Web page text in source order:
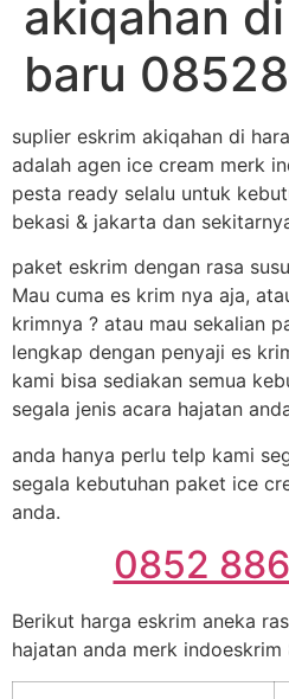
akiqahan
baru
suplier eskrim akiqahan di
adalah agen ice cream merk
pesta ready selalu untuk
bekasi & jakarta dan
paket eskrim dengan rasa
Mau cuma es krim nya aja,
krimnya ? atau mau sekalian
lengkap dengan penyaji es
kami bisa sediakan semua
segala jenis acara hajatan
anda hanya perlu telp kami
segala kebutuhan paket ice
anda.
0852
Berikut harga eskrim aneka
hajatan anda merk